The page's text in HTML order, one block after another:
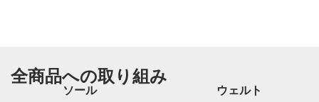
全商品への取り組み
ソール ウェルト